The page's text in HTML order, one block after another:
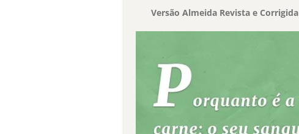
Versão Almeida Revista e Corrigida